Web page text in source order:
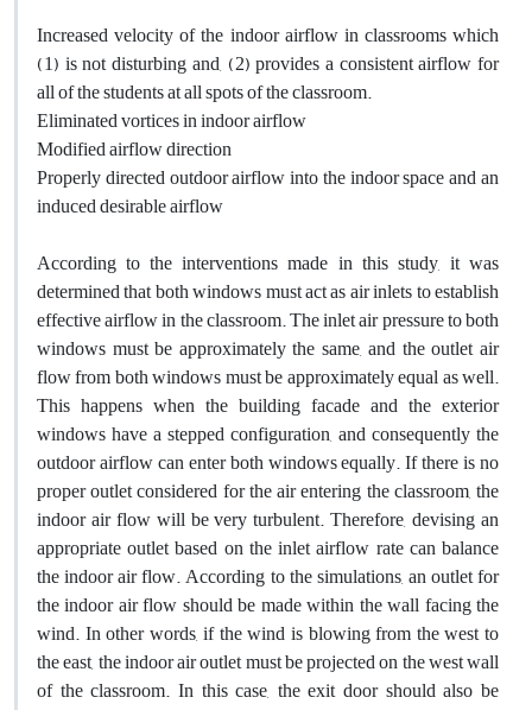
Increased velocity of the indoor airflow in classrooms which
(1) is not disturbing and, (2) provides a consistent airflow for
all of the students at all spots of the classroom.
Eliminated vortices in indoor airflow
Modified airflow direction
Properly directed outdoor airflow into the indoor space and an
induced desirable airflow
According to the interventions made in this study, it was
determined that both windows must act as air inlets to establish
effective airflow in the classroom. The inlet air pressure to both
windows must be approximately the same, and the outlet air
flow from both windows must be approximately equal as well.
This happens when the building facade and the exterior
windows have a stepped configuration, and consequently the
outdoor airflow can enter both windows equally. If there is no
proper outlet considered for the air entering the classroom, the
indoor air flow will be very turbulent. Therefore, devising an
appropriate outlet based on the inlet airflow rate can balance
the indoor air flow. According to the simulations, an outlet for
the indoor air flow should be made within the wall facing the
wind. In other words, if the wind is blowing from the west to
the east, the indoor air outlet must be projected on the west wall
of the classroom. In this case, the exit door should also be